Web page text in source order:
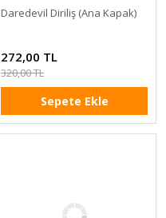
Daredevil Diriliş (Ana Kapak)
272,00 TL
320,00 TL
Sepete Ekle